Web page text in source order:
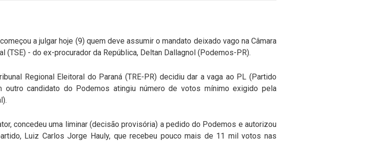
a julgar hoje (9) quem deve assumir o mandato deixado vago na Câmara
(TSE) - do ex-procurador da República, Deltan Dallagnol (Podemos-PR).
Regional Eleitoral do Paraná (TRE-PR) decidiu dar a vaga ao PL (Partido
outro candidato do Podemos atingiu número de votos mínimo exigido pela
concedeu uma liminar (decisão provisória) a pedido do Podemos e autorizou
Luiz Carlos Jorge Hauly, que recebeu pouco mais de 11 mil votos nas